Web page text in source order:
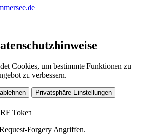
Cookies, um bestimmte Funktionen zu
zu verbessern.
Privatsphäre-Einstellungen
Token
Forgery Angriffen.